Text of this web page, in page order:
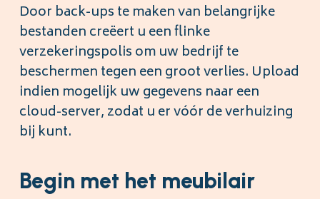
Door back-ups te maken van belangrijke
bestanden creëert u een flinke
verzekeringspolis om uw bedrijf te
beschermen tegen een groot verlies. Upload
indien mogelijk uw gegevens naar een
cloud-server, zodat u er vóór de verhuizing
bij kunt.
Begin met het meubilair